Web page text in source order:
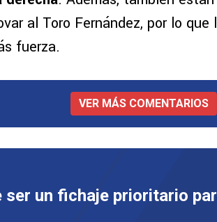
al Toro Fernández, por lo que
fuerza.
VER MÁS COMENTARIOS
ser un fichaje prioritario